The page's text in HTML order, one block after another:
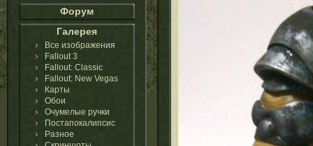
Форум
Галерея
Все изображения
Fallout 3
Fallout: Classic
Fallout: New Vegas
Карты
Обои
Очумелые ручки
Постапокалипсис
Разное